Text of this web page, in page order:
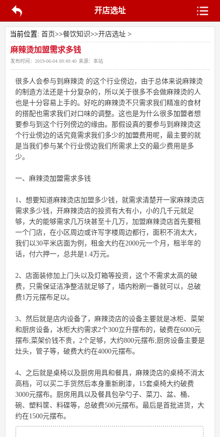
开店选址
当前位置: 首页>>餐饮知识>>开店选址>
麻辣烫加盟需求多钱
发布时间： 2019-06-04 09:49:40 来源： 本站
很多人会参与到麻辣烫 的这个行业傍边，由于总体来说麻辣烫
的制造方法还是十分复杂的，所以关于很多不会做麻辣烫的人
也是十分容易上手的。好吃的麻辣烫不只需求我们精准的食材
的搭配也需求我们对口味的调整。这也是为什么很多加盟者想
要参与到这个行列傍边的缘由。那假设真的要参与到麻辣烫这
个行业傍边的话究竟需求我们多少的加盟费用呢，最主要的就
是当我们参与某个行业傍边我们所需求上交的最少费用是多
少。
一、麻辣烫加盟需求多钱
1、想要知道麻辣烫店加盟多少钱，就需求清楚开一家麻辣烫店
需求多少钱，开麻辣烫店的投资有大有小，小的几千元就足
够，大的能够需求几万块甚至十几万，加盟麻辣烫店首先要租
一个门店，在小区周边或许写字楼周边都行，面积不消太大，
我们以30平米店面为例，租金大约在2000元一个月，租半年的
话，付六押一，总共是1.4万元。
2、店面装修加上门头以及灯箱等投资，这个不需求太高的破
费，只需保证洁净整洁就足够了，墙内粉刷一番就可以，总破
费1万元摆布足以。
3、然后就是店内设备了，麻辣烫店的设备主要就是冰柜、菜架
和厨房设备，冰柜大约需求2个300立升摆布的，破费在6000元
摆布;菜架价钱不贵，2个足够，大约800元摆布;厨房设备主要是
灶头，管子等，破费大约在4000元摆布。
4、之后就是桌椅以及厨房用具和餐具，麻辣烫店的桌椅不消太
高档，可以买二手货然后本身重新刷漆，15套桌椅大约破费
3000元摆布。厨房用具以及餐具包孕勺子、菜刀、盆、桶、
碗、塑料筐、料碟等，总破费500元摆布。最后是首批进货，大
约在1500元摆布。